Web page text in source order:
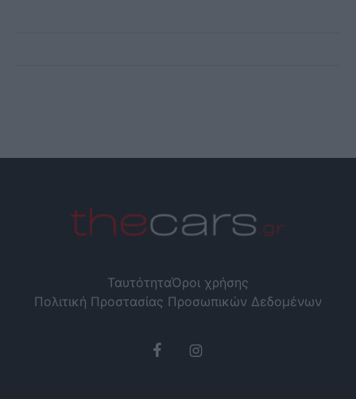
ΤαυτότηταΌροι χρήσης
Πολιτική Προστασίας Προσωπικών Δεδομένων